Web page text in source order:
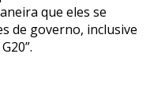
que eles se
de governo, inclusive